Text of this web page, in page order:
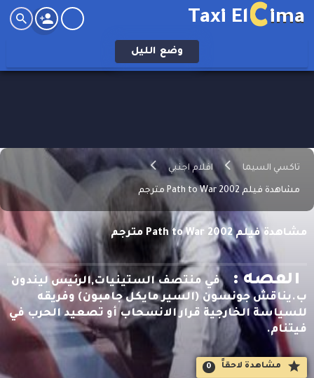
Taxi ElCima
وضع الليل
تاكسي السيما افلام اجنبي
مشاهدة فيلم Path to War 2002 مترجم
مشاهدة فيلم Path to War 2002 مترجم
القصه : في منتصف الستينيات,الرئيس ليندون
ب.يناقش جونسون (السير مايكل جامبون) وفريقه
للسياسة الخارجية قرار الانسحاب أو تصعيد الحرب في
فيتنام.
مشاهدة لاحقاََ 0